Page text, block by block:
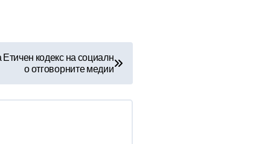
кодекс на социалн
о отговорните медии